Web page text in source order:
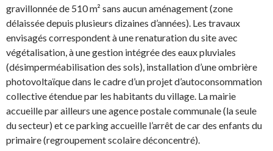
gravillonnée de 510 m² sans aucun aménagement (zone
délaissée depuis plusieurs dizaines d’années). Les travaux
envisagés correspondent à une renaturation du site avec
végétalisation, à une gestion intégrée des eaux pluviales
(désimperméabilisation des sols), installation d’une ombrière
photovoltaïque dans le cadre d’un projet d’autoconsommation
collective étendue par les habitants du village. La mairie
accueille par ailleurs une agence postale communale (la seule
du secteur) et ce parking accueille l’arrêt de car des enfants du
primaire (regroupement scolaire déconcentré).